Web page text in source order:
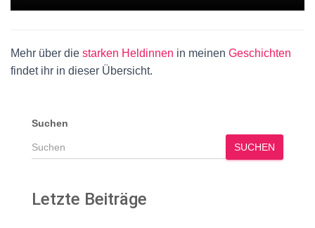
Mehr über die starken Heldinnen in meinen Geschichten
findet ihr in dieser Übersicht.
Suchen
SUCHEN
Letzte Beiträge